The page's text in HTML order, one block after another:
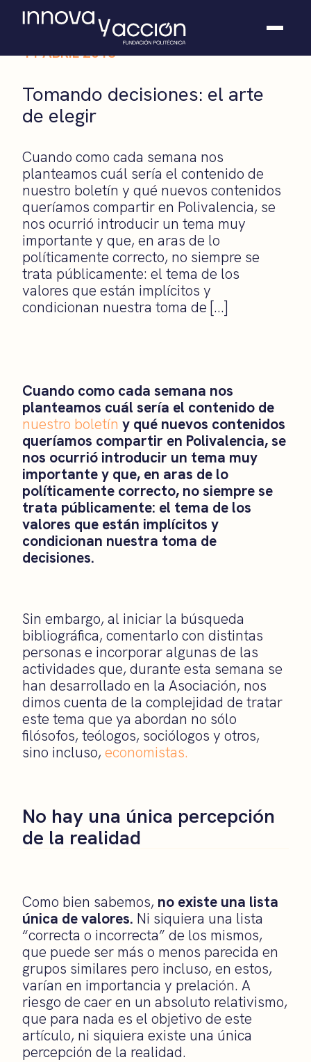
Somos fundación
Casos de éxito
Contacto
11 ABRIL 2013
Tomando decisiones: el arte
de elegir
Cuando como cada semana nos
planteamos cuál sería el contenido de
nuestro boletín y qué nuevos contenidos
queríamos compartir en Polivalencia, se
nos ocurrió introducir un tema muy
importante y que, en aras de lo
políticamente correcto, no siempre se
trata públicamente: el tema de los
valores que están implícitos y
condicionan nuestra toma de […]
Cuando como cada semana nos
planteamos cuál sería el contenido de
nuestro boletín y qué nuevos contenidos
queríamos compartir en Polivalencia, se
nos ocurrió introducir un tema muy
importante y que, en aras de lo
políticamente correcto, no siempre se
trata públicamente: el tema de los
valores que están implícitos y
condicionan nuestra toma de
decisiones.
Sin embargo, al iniciar la búsqueda
bibliográfica, comentarlo con distintas
personas e incorporar algunas de las
actividades que, durante esta semana se
han desarrollado en la Asociación, nos
dimos cuenta de la complejidad de tratar
este tema que ya abordan no sólo
filósofos, teólogos, sociólogos y otros,
sino incluso, economistas.
No hay una única percepción
de la realidad
Como bien sabemos, no existe una lista
única de valores. Ni siquiera una lista
“correcta o incorrecta” de los mismos,
que puede ser más o menos parecida en
grupos similares pero incluso, en estos,
varían en importancia y prelación. A
riesgo de caer en un absoluto relativismo,
que para nada es el objetivo de este
artículo, ni siquiera existe una única
percepción de la realidad.